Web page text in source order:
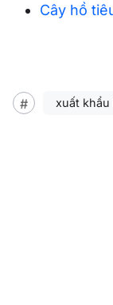
Cây hồ
xuất khẩu